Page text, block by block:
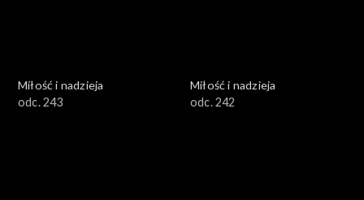
Miłość i nadzieja
odc. 243
Miłość i nadzieja
odc. 242